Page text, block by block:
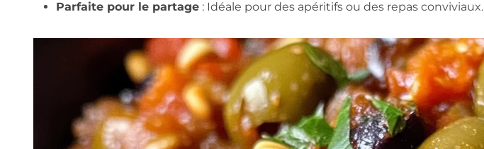
Parfaite pour le partage : Idéale pour des apéritifs ou des repas conviviaux.